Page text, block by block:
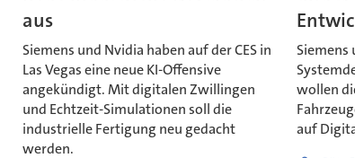
aus
Siemens und Nvidia haben auf der CES in
Las Vegas eine neue KI-Offensive
angekündigt. Mit digitalen Zwillingen
und Echtzeit-Simulationen soll die
industrielle Fertigung neu gedacht
werden.
Siemens
wollen
auf